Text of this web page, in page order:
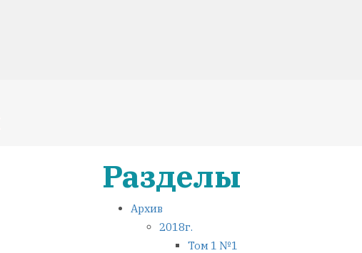
Разделы
Архив
2018г.
Том 1 №1